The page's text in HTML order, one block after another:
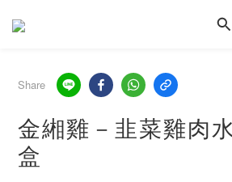
Share
金緗雞－韭菜雞肉
盒